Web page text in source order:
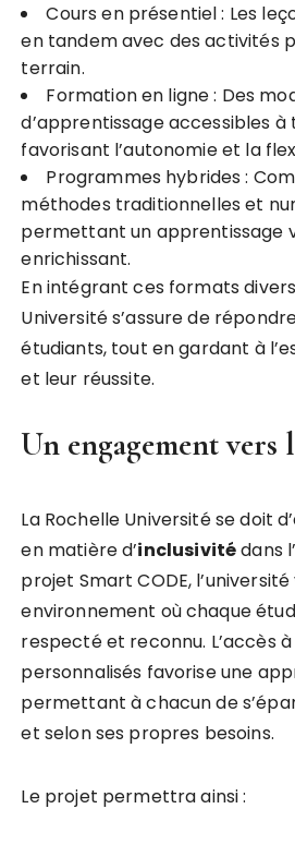
Cours en présentiel : Les
en tandem avec des activités
terrain.
Formation en ligne : Des
d’apprentissage accessibles
favorisant l’autonomie et la
Programmes hybrides :
méthodes traditionnelles et
permettant un apprentissage
enrichissant.
En intégrant ces formats
Université s’assure de
étudiants, tout en gardant à
et leur réussite.
Un engagement vers
La Rochelle Université se doit
en matière d’inclusivitédans
projet Smart CODE,
environnement où chaque
respecté et reconnu. L’accès
personnalisés favorise une
permettant à chacun de
et selon ses propres besoins.
Le projet permettra ainsi :